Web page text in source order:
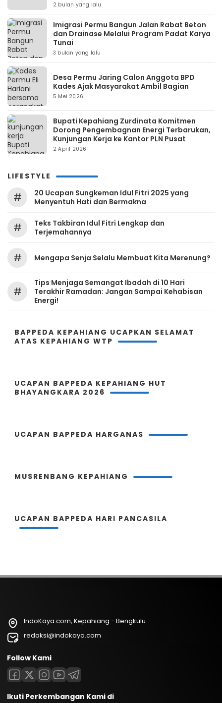
2 bulan yang lalu
Imigrasi Permu Bangun Jalan Rabat Beton
dan Drainase Melalui Program Padat Karya
Tunai
3 bulan yang lalu
Desa Permu Jaring Calon Anggota BPD
Kades Ajak Masyarakat Ambil Bagian
5 Mei 2026
Bupati Kepahiang Zurdinata Komitmen
Dorong Pengembagnan Energi Terbarukan,
Kunjungan Kerja ke Kantor PLN Pusat
2 April 2026
LIFESTYLE
#
20 Ucapan Sungkeman Idul Fitri 2025 yang
Menyentuh Hati dan Bermakna
#
Teks Takbiran Idul Fitri Lengkap dan
Terjemahannya
# Mengapa Senja Selalu Membuat Kita Merenung?
#
Tips Menjaga Semangat Ibadah di 10 Hari
Terakhir Ramadan: Jangan Sampai Kehabisan
Energi!
BAPPEDA KEPAHIANG UCAPKAN SELAMAT
ATAS KEPAHIANG WTP
UCAPAN BAPPEDA KEPAHIANG HUT
BHAYANGKARA 2026
UCAPAN BAPPEDA HARGANAS
MUSRENBANG KEPAHIANG
UCAPAN BAPPEDA HARI PANCASILA
IndoKaya.com, Kepahiang - Bengkulu
redaksi@indokaya.com
Follow Kami
Ikuti Perkembangan Kami di